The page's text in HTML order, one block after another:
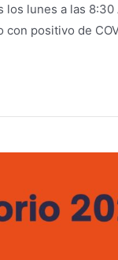
lunes a las
positivo de